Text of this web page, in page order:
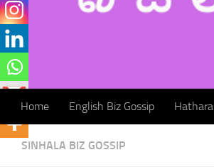
Home English Biz Gossip
SINHALA BIZ GOSSIP